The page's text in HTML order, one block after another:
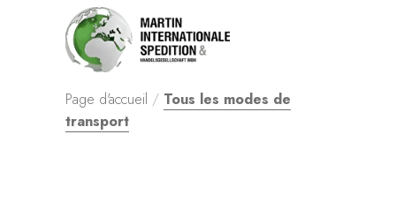
Page d'accueil / Tous les modes de
transport